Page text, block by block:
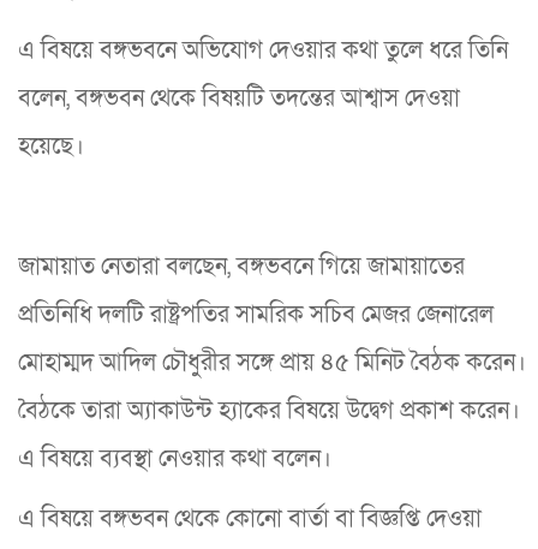
এ বিষয়ে বঙ্গভবনে অভিযোগ দেওয়ার কথা তুলে ধরে তিনি
বলেন, বঙ্গভবন থেকে বিষয়টি তদন্তের আশ্বাস দেওয়া
হয়েছে।
জামায়াত নেতারা বলছেন, বঙ্গভবনে গিয়ে জামায়াতের
প্রতিনিধি দলটি রাষ্ট্রপতির সামরিক সচিব মেজর জেনারেল
মোহাম্মদ আদিল চৌধুরীর সঙ্গে প্রায় ৪৫ মিনিট বৈঠক করেন।
বৈঠকে তারা অ্যাকাউন্ট হ্যাকের বিষয়ে উদ্বেগ প্রকাশ করেন।
এ বিষয়ে ব্যবস্থা নেওয়ার কথা বলেন।
এ বিষয়ে বঙ্গভবন থেকে কোনো বার্তা বা বিজ্ঞপ্তি দেওয়া